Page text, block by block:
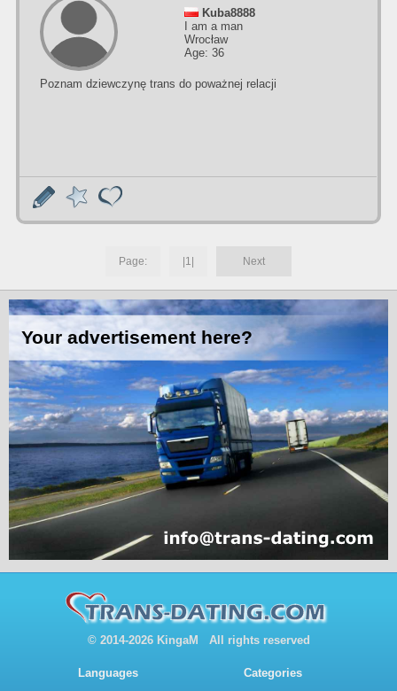
Kuba8888
I am a man
Wrocław
Age: 36
Poznam dziewczynę trans do poważnej relacji
Page: |1| Next
© 2014-2026 KingaM All rights reserved
Languages Categories